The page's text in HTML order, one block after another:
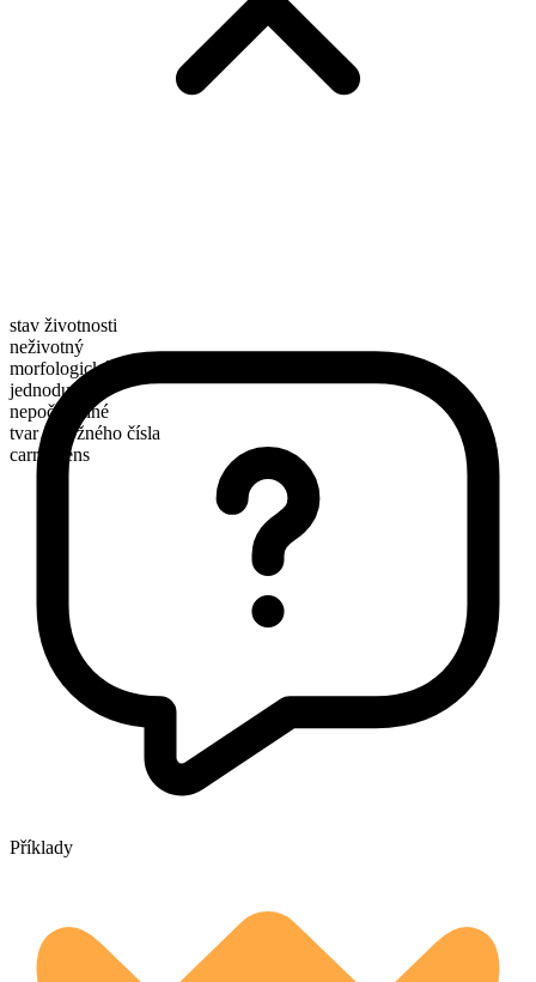
stav životnosti
neživotný
morfologické složení
jednoduché
nepočitatelné
tvar množného čísla
carrageens
Příklady